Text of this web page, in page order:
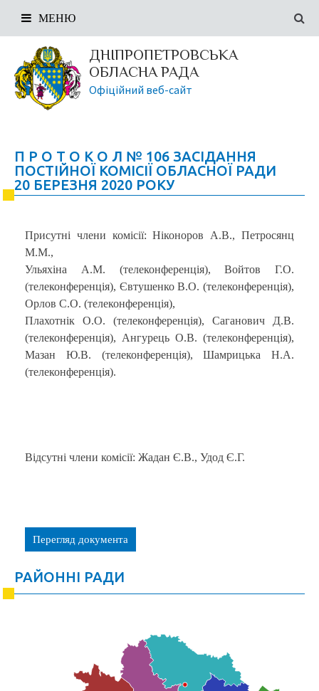
ДНІПРОПЕТРОВСЬКА
ОБЛАСНА РАДА
Офіційний веб-сайт
МЕНЮ
П Р О Т О К О Л № 106 ЗАСІДАННЯ
ПОСТІЙНОЇ КОМІСІЇ ОБЛАСНОЇ РАДИ
20 БЕРЕЗНЯ 2020 РОКУ
Присутні члени комісії: Ніконоров А.В., Петросянц
М.М.,
Ульяхіна А.М. (телеконференція), Войтов Г.О.
(телеконференція), Євтушенко В.О. (телеконференція),
Орлов С.О. (телеконференція),
Плахотнік О.О. (телеконференція), Саганович Д.В.
(телеконференція), Ангурець О.В. (телеконференція),
Мазан Ю.В. (телеконференція), Шамрицька Н.А.
(телеконференція).
Відсутні члени комісії: Жадан Є.В., Удод Є.Г.
Перегляд документа
РАЙОННІ РАДИ